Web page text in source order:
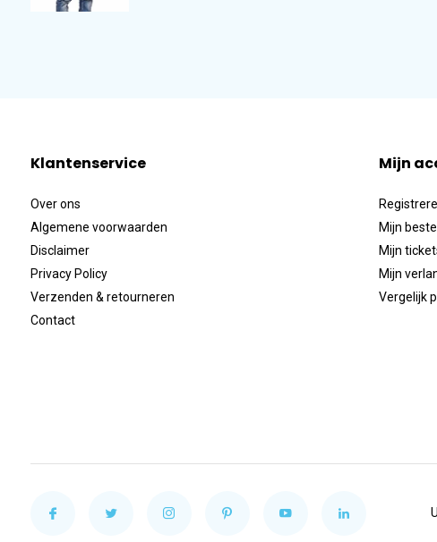
Klantenservice
Over ons
Algemene voorwaarden
Disclaimer
Privacy Policy
Verzenden & retourneren
Contact
Mijn
Mijn
Mijn
Mijn
Vergelijk